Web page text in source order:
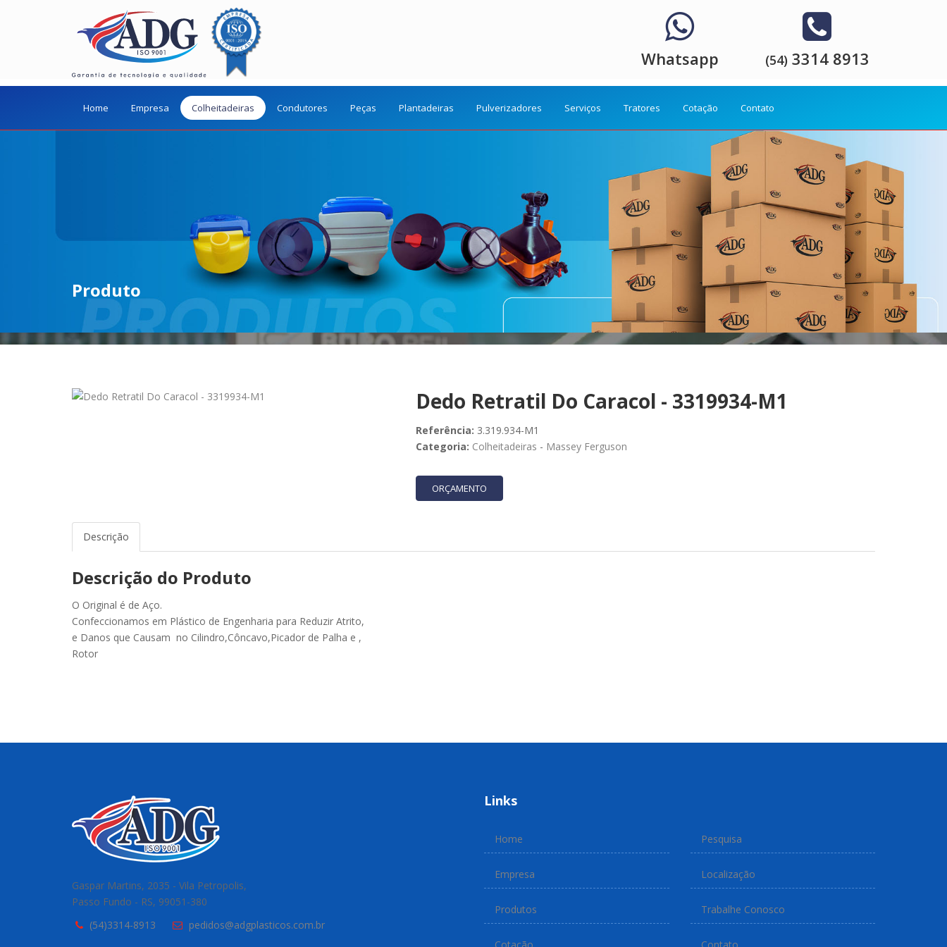
Whatsapp (54) 3314 8913
Home Empresa Colheitadeiras Condutores Peças Plantadeiras Pulverizadores Serviços Tratores Cotação Contato
Produto
Dedo Retratil Do Caracol - 3319934-M1
Referência: 3.319.934-M1
Categoria: Colheitadeiras - Massey Ferguson
ORÇAMENTO
Descrição
Descrição do Produto
O Original é de Aço.
Confeccionamos em Plástico de Engenharia para Reduzir Atrito,
e Danos que Causam no Cilindro,Côncavo,Picador de Palha e ,
Rotor
Gaspar Martins, 2035 - Vila Petropolis,
Passo Fundo - RS, 99051-380
(54)3314-8913
pedidos@adgplasticos.com.br
Links
Home
Empresa
Produtos
Pesquisa
Localização
Trabalhe Conosco